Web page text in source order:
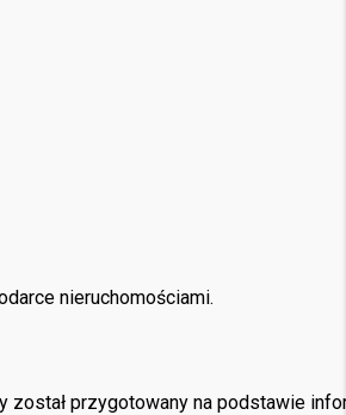
nieruchomościami.
przygotowany na podstawie